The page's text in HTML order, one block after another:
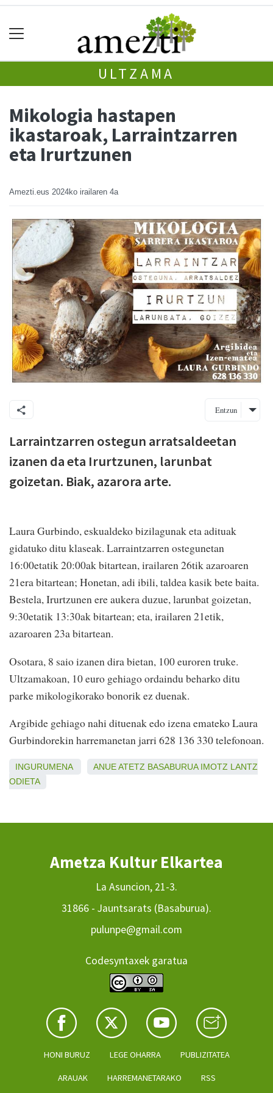
ULTZAMA
Mikologia hastapen
ikastaroak, Larraintzarren
eta Irurtzunen
Amezti.eus 2024ko irailaren 4a
Entzun
Larraintzarren ostegun arratsaldeetan
izanen da eta Irurtzunen, larunbat
goizetan. Biak, azarora arte.
Laura Gurbindo, eskualdeko bizilagunak eta adituak
gidatuko ditu klaseak. Larraintzarren ostegunetan
16:00etatik 20:00ak bitartean, irailaren 26tik azaroaren
21era bitartean; Honetan, adi ibili, taldea kasik bete baita.
Bestela, Irurtzunen ere aukera duzue, larunbat goizetan,
9:30etatik 13:30ak bitartean; eta, irailaren 21etik,
azaroaren 23a bitartean.
Osotara, 8 saio izanen dira bietan, 100 euroren truke.
Ultzamakoan, 10 euro gehiago ordaindu beharko ditu
parke mikologikorako bonorik ez duenak.
Argibide gehiago nahi dituenak edo izena emateko Laura
Gurbindorekin harremanetan jarri 628 136 330 telefonoan.
INGURUMENA ANUEATETZ BASABURUA IMOTZ LANTZ
ODIETA
Ametza Kultur Elkartea
La Asuncion, 21-3.
31866 - Jauntsarats (Basaburua).
pulunpe@gmail.com
Codesyntaxek garatua
HONI BURUZ LEGE OHARRA PUBLIZITATEA
ARAUAK HARREMANETARAKO RSS